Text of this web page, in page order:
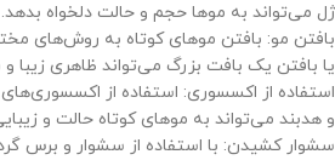
ژل می‌تواند به موها حجم و حالت دلخواه بدهد.
بافتن مو: بافتن موهای کوتاه به روش‌های
یا بافتن یک بافت بزرگ می‌تواند ظاهری زیبا و
استفاده از اکسسوری: استفاده از
و هدبند می‌تواند به موهای کوتاه حالت و
سشوار کشیدن: با استفاده از سشوار و برس